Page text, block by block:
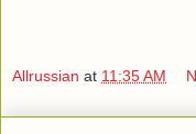
Allrussian at 11:35 AM